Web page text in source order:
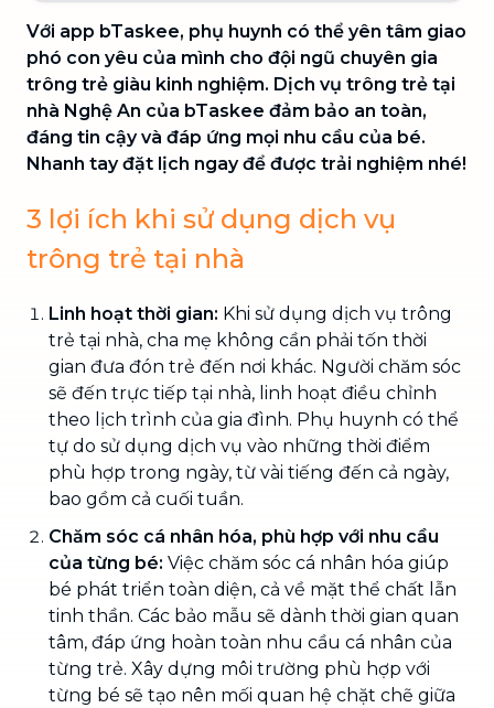
Với app bTaskee, phụ huynh có thể yên tâm giao
phó con yêu của mình cho đội ngũ chuyên gia
trông trẻ giàu kinh nghiệm. Dịch vụ trông trẻ tại
nhà Nghệ An của bTaskee đảm bảo an toàn,
đáng tin cậy và đáp ứng mọi nhu cầu của bé.
Nhanh tay đặt lịch ngay để được trải nghiệm nhé!
3 lợi ích khi sử dụng dịch vụ
trông trẻ tại nhà
Linh hoạt thời gian: Khi sử dụng dịch vụ trông
trẻ tại nhà, cha mẹ không cần phải tốn thời
gian đưa đón trẻ đến nơi khác. Người chăm sóc
sẽ đến trực tiếp tại nhà, linh hoạt điều chỉnh
theo lịch trình của gia đình. Phụ huynh có thể
tự do sử dụng dịch vụ vào những thời điểm
phù hợp trong ngày, từ vài tiếng đến cả ngày,
bao gồm cả cuối tuần.
Chăm sóc cá nhân hóa, phù hợp với nhu cầu
của từng bé: Việc chăm sóc cá nhân hóa giúp
bé phát triển toàn diện, cả về mặt thể chất lẫn
tinh thần. Các bảo mẫu sẽ dành thời gian quan
tâm, đáp ứng hoàn toàn nhu cầu cá nhân của
từng trẻ. Xây dựng môi trường phù hợp với
từng bé sẽ tạo nên mối quan hệ chặt chẽ giữa